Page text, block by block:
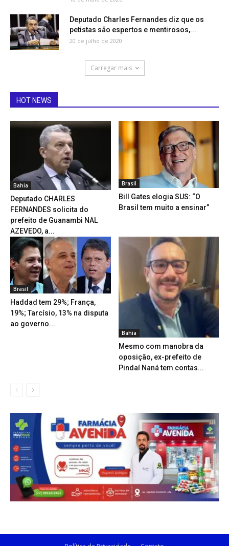
Deputado Charles Fernandes diz que os
petistas são espertos e mentirosos,...
20 de julho de 2020
Carregar mais
HOT NEWS
Bahia
Deputado CHARLES
FERNANDES solicita do
prefeito de Guanambi NAL
AZEVEDO, a...
Brasil
Bill Gates elogia SUS: “O
Brasil tem muito a ensinar”
Brasil
Haddad tem 29%; França,
19%; Tarcísio, 13% na disputa
ao governo...
Bahia
Mesmo com manobra da
oposição, ex-prefeito de
Pindaí Naná tem contas...